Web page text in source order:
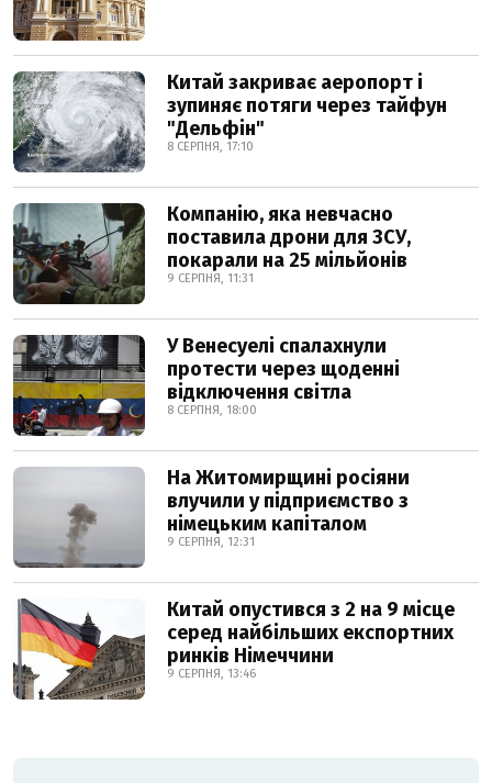
Китай закриває аеропорт і
зупиняє потяги через тайфун
"Дельфін"
8 СЕРПНЯ, 17:10
Компанію, яка невчасно
поставила дрони для ЗСУ,
покарали на 25 мільйонів
9 СЕРПНЯ, 11:31
У Венесуелі спалахнули
протести через щоденні
відключення світла
8 СЕРПНЯ, 18:00
На Житомирщині росіяни
влучили у підприємство з
німецьким капіталом
9 СЕРПНЯ, 12:31
Китай опустився з 2 на 9 місце
серед найбільших експортних
ринків Німеччини
9 СЕРПНЯ, 13:46